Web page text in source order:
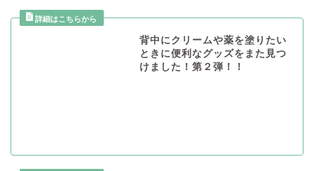
背中にクリームや薬を塗りたい
ときに便利なグッズをまた見つ
けました！第２弾！！